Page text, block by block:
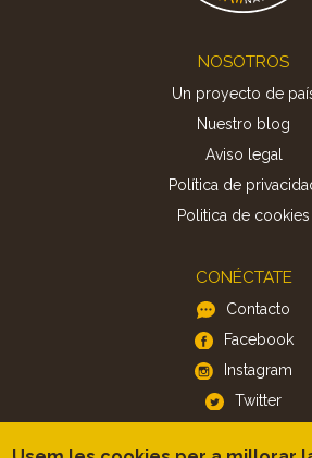
NOSOTROS
Un proyecto de
Nuestro blog
Aviso legal
Política de
Politica de cookies
CONÉCTATE
Contacto
Facebook
Instagram
Twitter